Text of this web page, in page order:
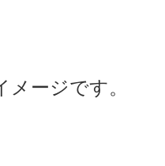
ージです。